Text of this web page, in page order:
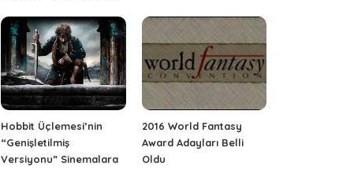
Hobbit Üçlemesi’nin
“Genişletilmiş
Versiyonu” Sinemalara
2016 World Fantasy
Award Adayları Belli
Oldu